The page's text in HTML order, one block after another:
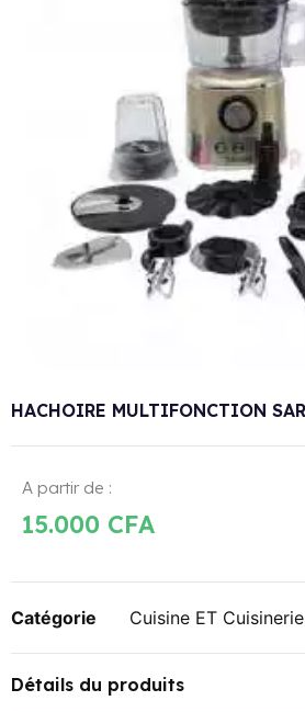
HACHOIRE MULTIFONCTION
A partir de :
15.000 CFA
Catégorie Cuisine ET Cuisinerie
Détails du produits